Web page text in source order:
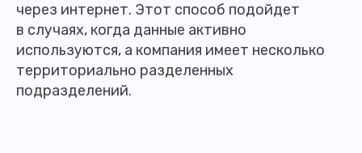
через интернет. Этот способ подойдет
в случаях, когда данные активно
используются, а компания имеет несколько
территориально разделенных
подразделений.